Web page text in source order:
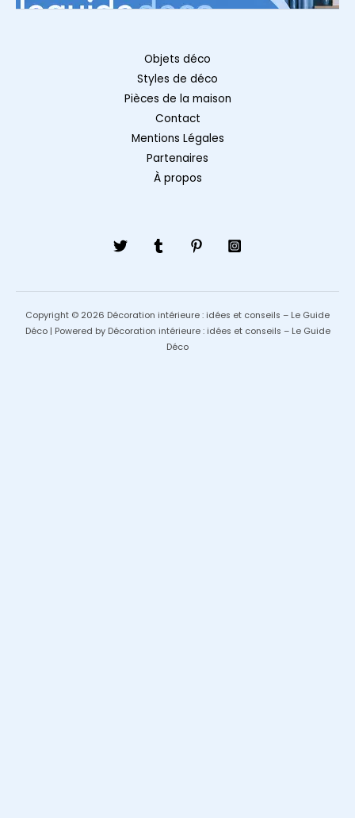
Objets déco
Styles de déco
Pièces de la maison
Contact
Mentions Légales
Partenaires
À propos
Copyright © 2026 Décoration intérieure : idées et conseils – Le Guide
Déco | Powered by Décoration intérieure : idées et conseils – Le Guide
Déco